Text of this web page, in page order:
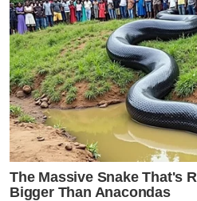
The Massive Snake That's
Bigger Than Anacondas